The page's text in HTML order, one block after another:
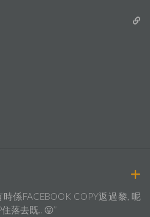
係FACEBOOK COPY返過黎, 呢
落去既.. 😛”